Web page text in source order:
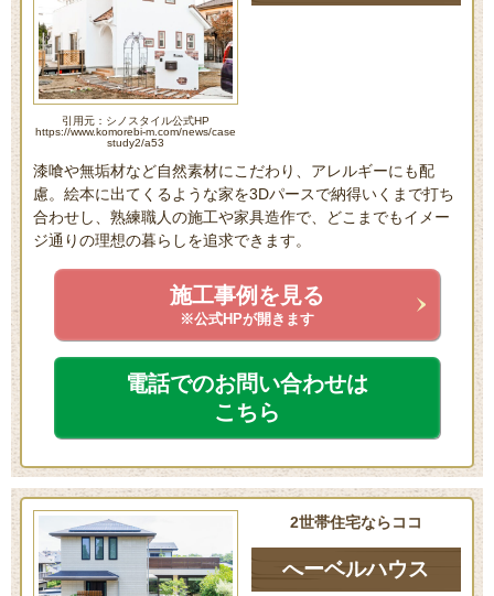
引用元：シノスタイル公式HP
https://www.komorebi-m.com/news/case
study2/a53
漆喰や無垢材など自然素材にこだわり、アレルギーにも配
慮。絵本に出てくるような家を3Dパースで納得いくまで打ち
合わせし、熟練職人の施工や家具造作で、どこまでもイメー
ジ通りの理想の暮らしを追求できます。
施工事例を見る
※公式HPが開きます
電話でのお問い合わせは
こちら
2世帯住宅ならココ
へーベルハウス